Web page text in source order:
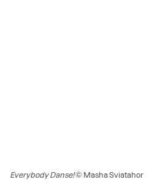
Everybody Danse!© Masha Sviatahor